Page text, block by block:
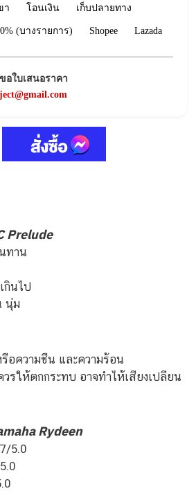
า โอนเงิน เก็บปลายทาง
(บางรายการ) Shopee Lazada
อใบเสนอราคา
Prelude
ทาน
กินไป
นุ่ม
อความชืน และความร้อน
วรให้ตกกระทบ อาจทำไห้เสียงเปลียน
Rydeen
5.0